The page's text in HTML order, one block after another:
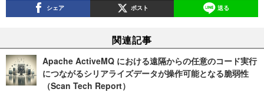
シェア ポスト 送る
関連記事
Apache ActiveMQ における遠隔からの任意のコード実行
につながるシリアライズデータが操作可能となる脆弱性
（Scan Tech Report）